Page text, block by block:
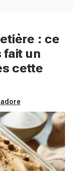
: ce
fait un
cette
adore